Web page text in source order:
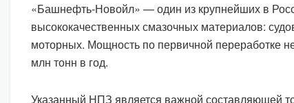
«Башнефть-Новойл» — один из крупнейших в
высококачественных смазочных материалов:
моторных. Мощность по первичной переработке
млн тонн в год.
Указанный НПЗ является важной составляющей